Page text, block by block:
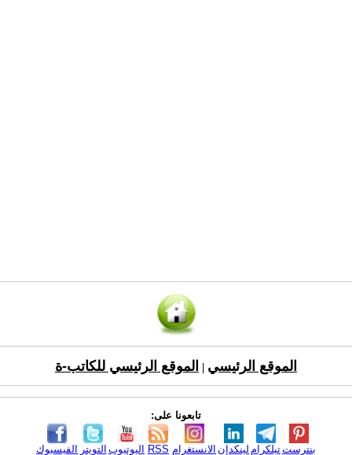
الموقع الرئيسي الموقع الرئيسي للكاتب-ة
تابعونا على:
الفيسبوك التويتر اليوتيوب RSS الانستغرام لينكدإن تيلكرامبنترست